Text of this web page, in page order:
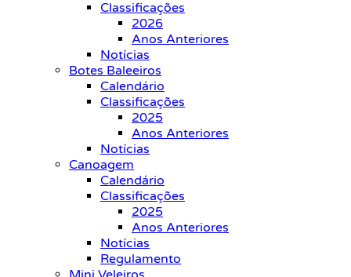
Classificações
2026
Anos Anteriores
Notícias
Botes Baleeiros
Calendário
Classificações
2025
Anos Anteriores
Notícias
Canoagem
Calendário
Classificações
2025
Anos Anteriores
Notícias
Regulamento